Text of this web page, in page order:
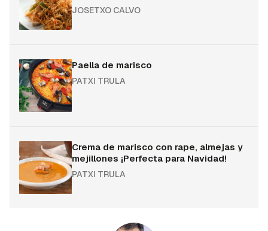
JOSETXO CALVO
Paella de marisco
PATXI TRULA
Crema de marisco con rape, almejas y
mejillones ¡Perfecta para Navidad!
PATXI TRULA